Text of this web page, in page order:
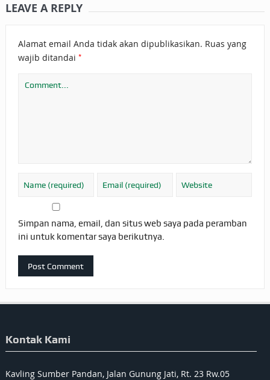
LEAVE A REPLY
Alamat email Anda tidak akan dipublikasikan. Ruas yang
wajib ditandai *
Simpan nama, email, dan situs web saya pada peramban
ini untuk komentar saya berikutnya.
Kontak Kami
Kavling Sumber Pandan, Jalan Gunung Jati, Rt. 23 Rw.05